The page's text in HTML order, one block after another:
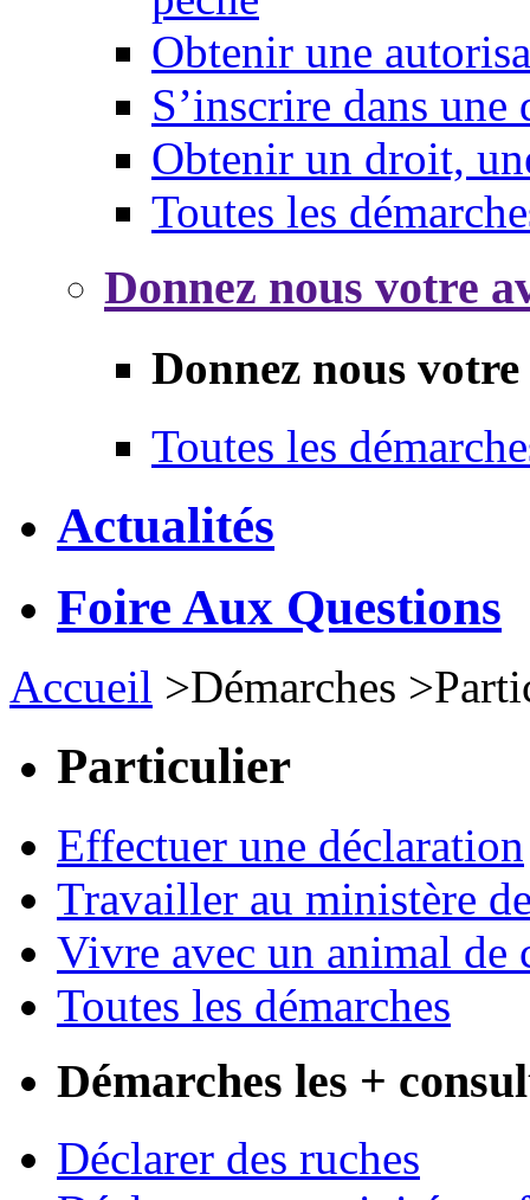
Obtenir une
S’inscrire dans une
Obtenir un droit,
Toutes les
Donnez nous votre
Donnez nous
Toutes les
Actualités
Foire Aux Questions
Accueil >Démarches >
Particulier
Effectuer une déclaration
Travailler au ministère
Vivre avec un animal de
Toutes les démarches
Démarches les +
Déclarer des ruches